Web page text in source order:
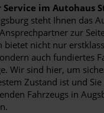
im Autohaus
steht Ihnen das
zur
bietet nicht nur
auch fundiertes
Wir sind hier, um
Zustand ist und
Fahrzeugs in